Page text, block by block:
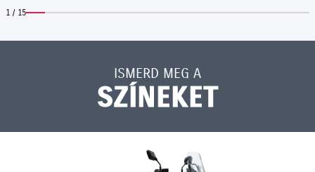
1 / 15
ISMERD MEG A
SZÍNEKET